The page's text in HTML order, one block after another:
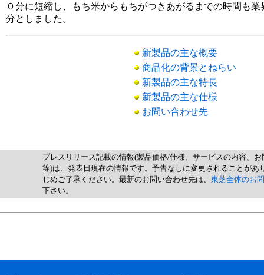
０分に短縮し、もち米からもちがつきあがるまでの時間も
分としました。
新製品の主な概要
商品化の背景とねらい
新製品の主な特長
新製品の主な仕様
お問い合わせ先
プレスリリース記載の情報(製品価格/仕様、サービスの内容、
等)は、発表日現在の情報です。予告なしに変更されることがあ
じめご了承ください。最新のお問い合わせ先は、 東芝全体のお
下さい。